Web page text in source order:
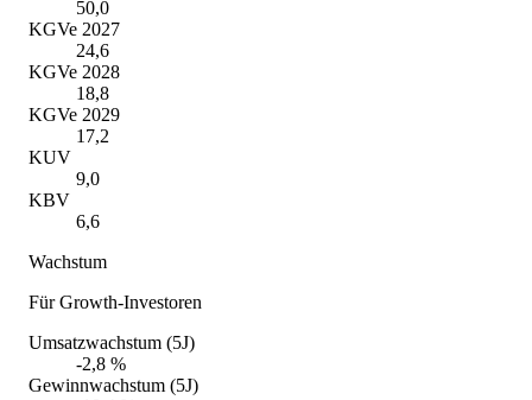
50,0
KGVe 2027
24,6
KGVe 2028
18,8
KGVe 2029
17,2
KUV
9,0
KBV
6,6
Wachstum
Für Growth-Investoren
Umsatzwachstum (5J)
-2,8 %
Gewinnwachstum (5J)